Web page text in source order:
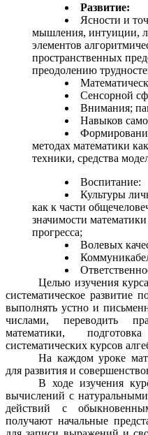
Развитие:
Ясности и
мышления, интуиции,
элементов
пространственных
преодолению
Сенсорной
Внимания;
Навыков
методах математики
техники, средства
Воспитание:
Культуры
как к части
значимости
прогресса;
Волевых
Целью изучения
систематическое развитие
выполнять устно и
числами, переводить
математики,
систематических курсов
На каждом уроке
для развития и
В ходе изучения
вычислений с
действий с
получают начальные